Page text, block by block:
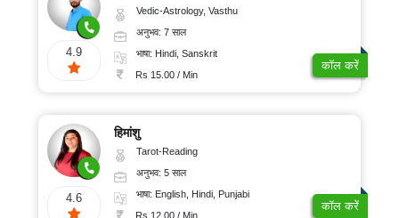
4.9
Vedic-Astrology, Vasthu
अनुभव: 7 साल
भाषा: Hindi, Sanskrit
Rs 15.00 / Min
कॉल करें
4.6
हिमांशु
Tarot-Reading
अनुभव: 5 साल
भाषा: English, Hindi, Punjabi
Rs 12.00 / Min
कॉल करें